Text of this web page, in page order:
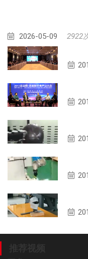
2026-05-09 2922